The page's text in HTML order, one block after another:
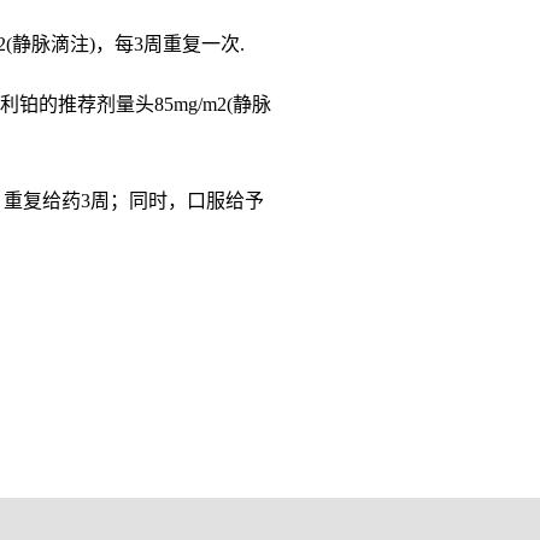
静脉滴注)，每3周重复一次.
铂的推荐剂量头85mg/m2(静脉
复给药3周；同时，口服给予